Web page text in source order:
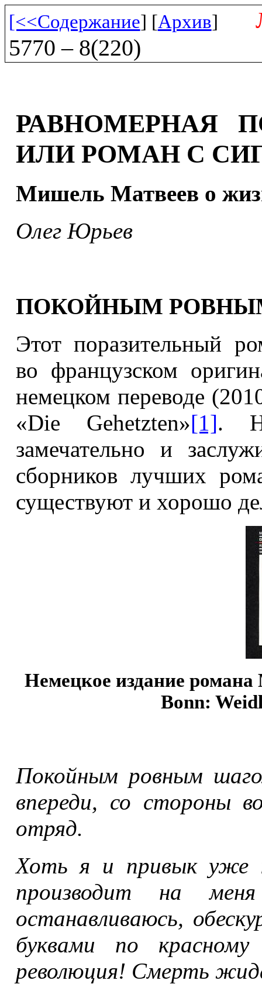
[<<Содержание] [Архив]
5770 – 8(220)
РАВНОМЕРНАЯ
ИЛИ РОМАН С
Мишель Матвеев о
Олег Юрьев
ПОКОЙНЫМ
Этот поразительный
во французском
немецком переводе
«Die Gehetzten»[1].
замечательно и
сборников лучших
существуют и хорошо
Немецкое издание
Bonn:
Покойным ровным
впереди, со стороны
отряд.
Хоть я и привык уже
производит на
останавливаюсь,
буквами по
революция! Смерть